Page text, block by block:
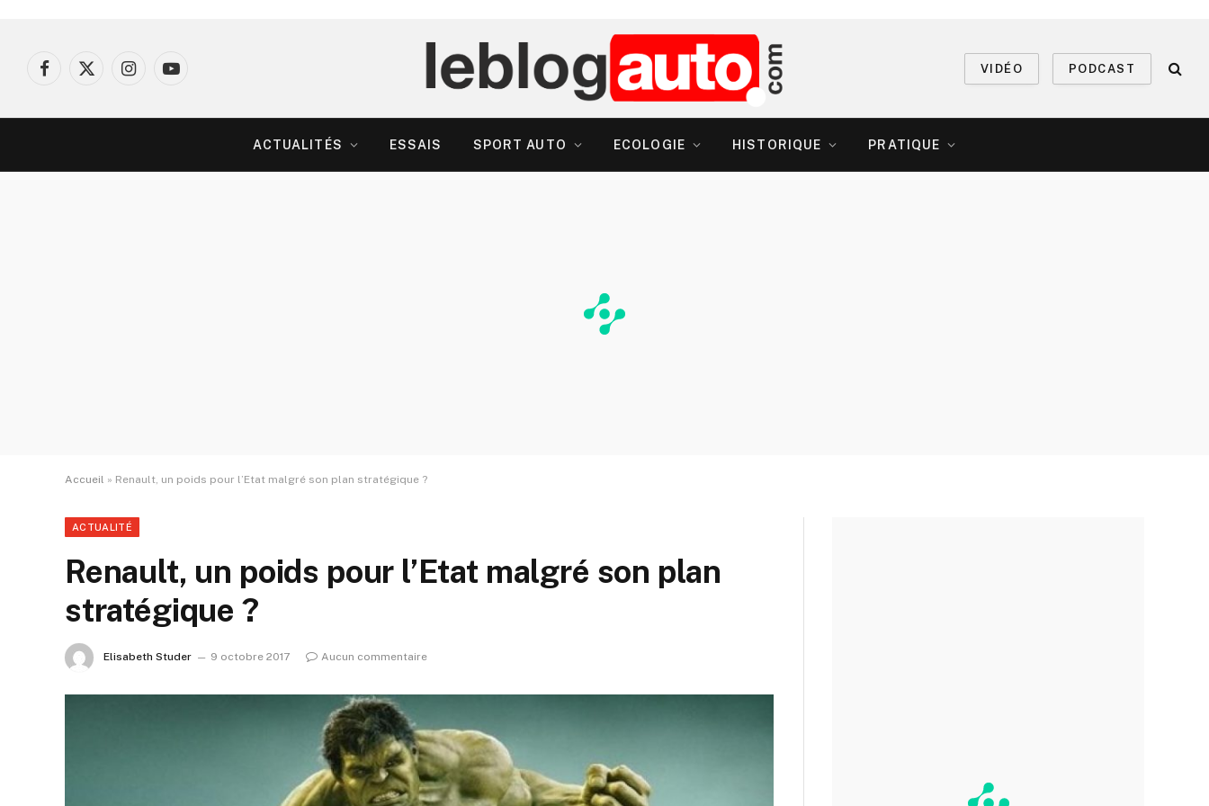
Facebook
X
InstagramYouTube
VIDÉO PODCAST
ACTUALITÉS ESSAIS SPORT AUTO ECOLOGIE HISTORIQUE PRATIQUE
Accueil » Renault, un poids pour l’Etat malgré son plan stratégique ?
ACTUALITÉ
Renault, un poids pour l’Etat malgré son plan
stratégique ?
Elisabeth Studer 9 octobre 2017 Aucun commentaire